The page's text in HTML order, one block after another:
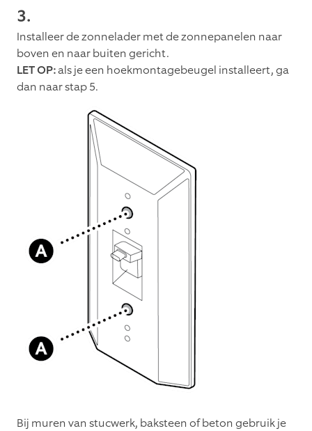
3.
Installeer de zonnelader met de zonnepanelen naar
boven en naar buiten gericht.
LET OP:als je een hoekmontagebeugel installeert, ga
dan naar stap 5.
Bij muren van stucwerk, baksteen of beton gebruik je